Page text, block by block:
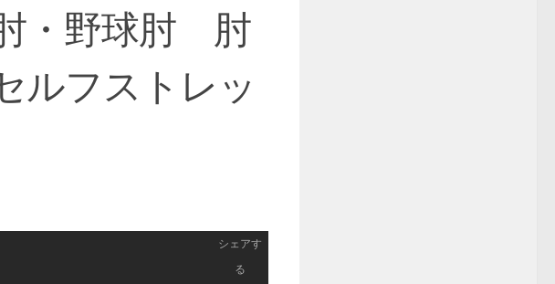
・野球肘 肘
ルフストレッ
シェアす
る